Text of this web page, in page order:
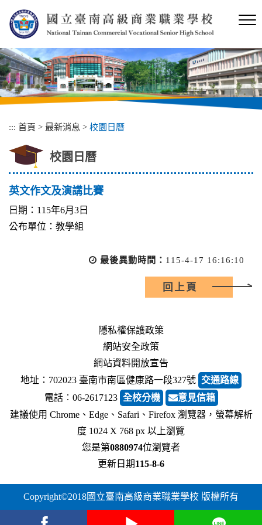
內
容
區
塊
::: 首頁 > 最新消息 > 校園日曆
校園日曆
英文作文及演講比賽
日期：115年6月3日
公布單位：教學組
最後異動時間： 115-4-17 16:16:10
回上頁
隱私權保護政策
網站安全政策
網站資料開放宣告
地址：702023 臺南市南區健康路一段327號 交通路線
電話︰06-2617123 全校分機
意見信箱
建議使用 Chrome、Edge、Safari、Firefox 瀏覽器，螢幕解析
度 1024 X 768 px 以上瀏覽
您是第0880974位瀏覽者
更新日期115-8-6
Copyright©2018國立臺南高級商業職業學校 版權所有